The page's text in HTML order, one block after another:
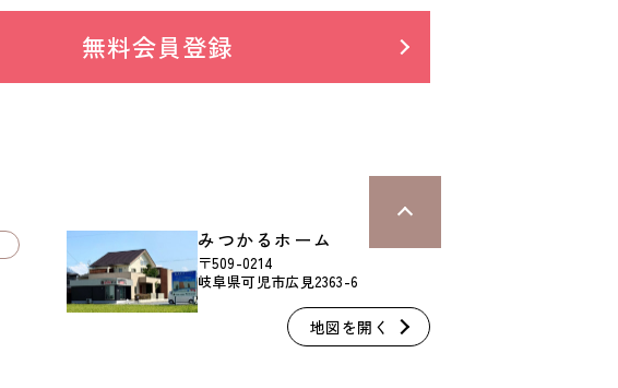
無料会員登録
みつかるホーム
〒509-0214
岐阜県可児市広見2363-6
地図を開く